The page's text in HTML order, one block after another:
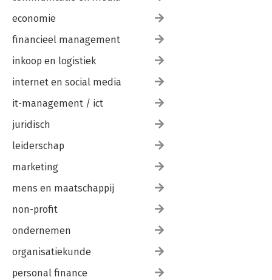
economie
financieel management
inkoop en logistiek
internet en social media
it-management / ict
juridisch
leiderschap
marketing
mens en maatschappij
non-profit
ondernemen
organisatiekunde
personal finance